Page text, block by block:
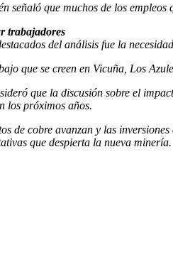
señaló que muchos de los
trabajadores
del análisis fue la
que se creen en Vicuña, Los
que la discusión sobre el
los próximos años.
de cobre avanzan y las
que despierta la nueva minería.